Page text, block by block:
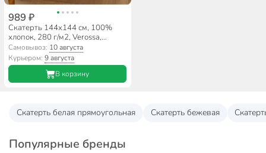
989 ₽
Скатерть 144х144 см, 100%
хлопок, 280 г/м2, Verossa,
Тиволи
Самовывоз: 10 августа
Курьером:9 августа
В корзину
Скатерть белая прямоугольная Скатерть бежевая
Популярные бренды